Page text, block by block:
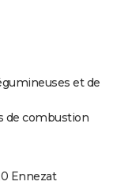
et de
de combustion
Ennezat